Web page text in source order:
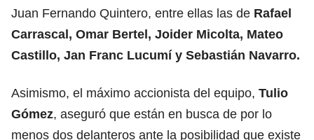
Juan Fernando Quintero, entre ellas las de Rafael
Carrascal, Omar Bertel, Joider Micolta, Mateo
Castillo, Jan Franc Lucumí y Sebastián Navarro.
Asimismo, el máximo accionista del equipo, Tulio
Gómez, aseguró que están en busca de por lo
menos dos delanteros ante la posibilidad que existe